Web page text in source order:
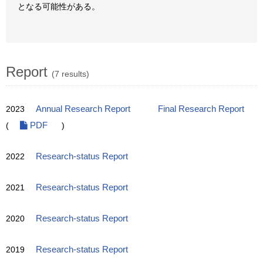
となる可能性がある。
Report (7 results)
2023 Annual Research Report
Final Research Report
(
PDF )
2022 Research-status Report
2021 Research-status Report
2020 Research-status Report
2019 Research-status Report